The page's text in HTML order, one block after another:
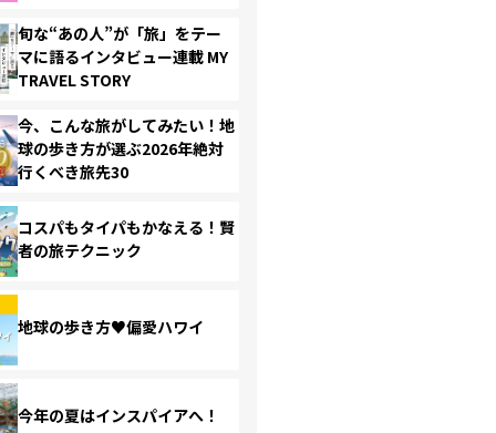
旬な“あの人”が「旅」をテー
マに語るインタビュー連載 MY
TRAVEL STORY
今、こんな旅がしてみたい！地
球の歩き方が選ぶ2026年絶対
行くべき旅先30
コスパもタイパもかなえる！賢
者の旅テクニック
地球の歩き方♥偏愛ハワイ
今年の夏はインスパイアへ！